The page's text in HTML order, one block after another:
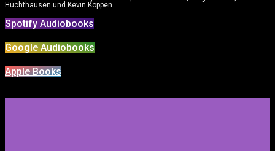
Huchthausen und Kevin Köppen
Spotify Audiobooks
Google Audiobooks
Apple Books